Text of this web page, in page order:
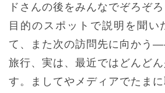
ドさんの後をみんなでぞろぞ
目的のスポットで説明を聞い
て、また次の訪問先に向かう
旅行、実は、最近ではどんど
す。ましてやメディアでたまに